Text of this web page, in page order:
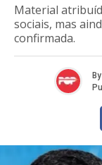
Material
sociais, mas
confirmada.
By